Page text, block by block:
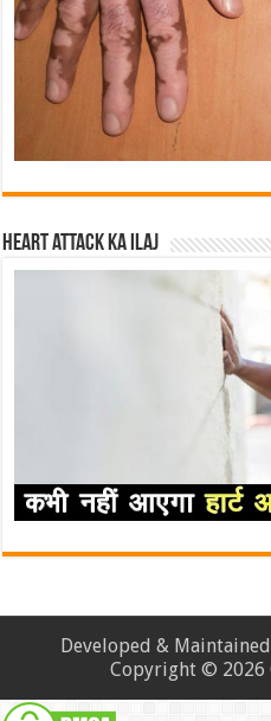
Heart attack ka ilaj
Developed &
Copyright © 2026